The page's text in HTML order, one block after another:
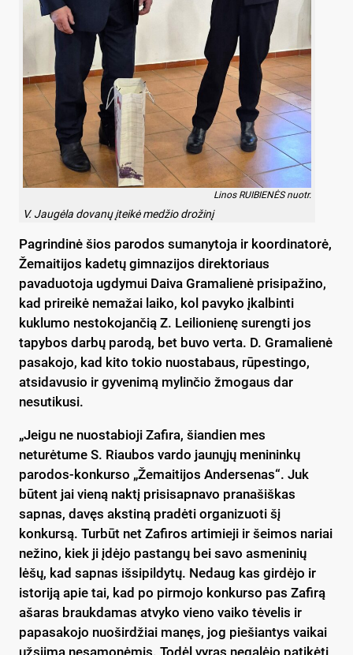
Linos RUIBIENĖS nuotr.
V. Jaugėla dovanų įteikė medžio drožinį
Pagrindinė šios parodos sumanytoja ir koordinatorė,
Žemaitijos kadetų gimnazijos direktoriaus
pavaduotoja ugdymui Daiva Gramalienė prisipažino,
kad prireikė nemažai laiko, kol pavyko įkalbinti
kuklumo nestokojančią Z. Leilionienę surengti jos
tapybos darbų parodą, bet buvo verta. D. Gramalienė
pasakojo, kad kito tokio nuostabaus, rūpestingo,
atsidavusio ir gyvenimą mylinčio žmogaus dar
nesutikusi.
„Jeigu ne nuostabioji Zafira, šiandien mes
neturėtume S. Riaubos vardo jaunųjų menininkų
parodos-konkurso „Žemaitijos Andersenas“. Juk
būtent jai vieną naktį prisisapnavo pranašiškas
sapnas, davęs akstiną pradėti organizuoti šį
konkursą. Turbūt net Zafiros artimieji ir šeimos nariai
nežino, kiek ji įdėjo pastangų bei savo asmeninių
lėšų, kad sapnas išsipildytų. Nedaug kas girdėjo ir
istoriją apie tai, kad po pirmojo konkurso pas Zafirą
ašaras braukdamas atvyko vieno vaiko tėvelis ir
papasakojo nuoširdžiai manęs, jog piešiantys vaikai